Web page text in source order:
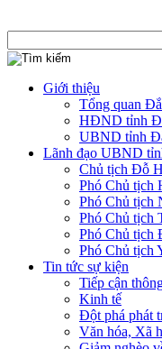
Giới thiệu
Tổng quan
HĐND tỉnh
UBND tỉnh
Lãnh đạo UBND
Chủ tịch Đỗ
Phó Chủ tịch
Phó Chủ tịch
Phó Chủ tịch
Phó Chủ tịch
Phó Chủ tịch
Tin tức sự kiện
Tiếp cận
Kinh tế
Đột phá phát
Văn hóa, Xã